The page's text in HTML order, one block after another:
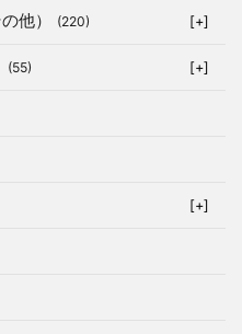
他） (220) [+]
(55) [+]
[+]